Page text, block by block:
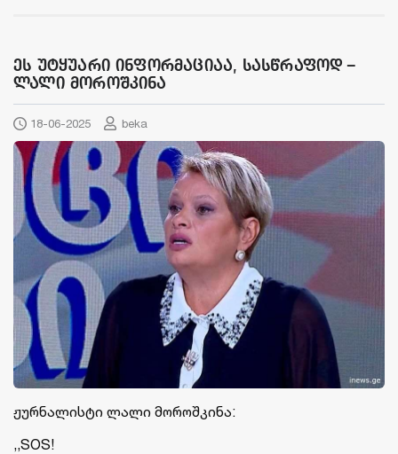
ეს უტყუარი ინფორმაციაა, სასწრაფოდ –
ლალი მოროშკინა
18-06-2025 beka
ჟურნალისტი ლალი მოროშკინა:
,,SOS!